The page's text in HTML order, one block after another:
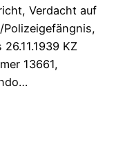
Verdacht auf
Polizeigefängnis,
KZ
13661,